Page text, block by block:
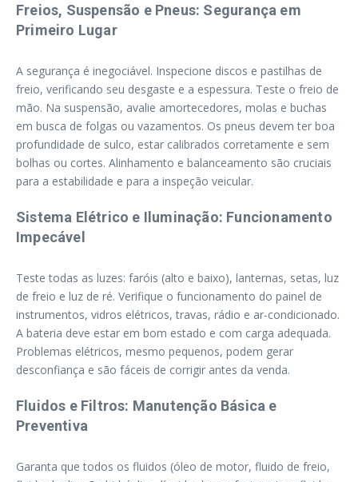
Freios, Suspensão e Pneus: Segurança em
Primeiro Lugar
A segurança é inegociável. Inspecione discos e pastilhas de
freio, verificando seu desgaste e a espessura. Teste o freio de
mão. Na suspensão, avalie amortecedores, molas e buchas
em busca de folgas ou vazamentos. Os pneus devem ter boa
profundidade de sulco, estar calibrados corretamente e sem
bolhas ou cortes. Alinhamento e balanceamento são cruciais
para a estabilidade e para a inspeção veicular.
Sistema Elétrico e Iluminação: Funcionamento
Impecável
Teste todas as luzes: faróis (alto e baixo), lanternas, setas, luz
de freio e luz de ré. Verifique o funcionamento do painel de
instrumentos, vidros elétricos, travas, rádio e ar-condicionado.
A bateria deve estar em bom estado e com carga adequada.
Problemas elétricos, mesmo pequenos, podem gerar
desconfiança e são fáceis de corrigir antes da venda.
Fluidos e Filtros: Manutenção Básica e
Preventiva
Garanta que todos os fluidos (óleo de motor, fluido de freio,